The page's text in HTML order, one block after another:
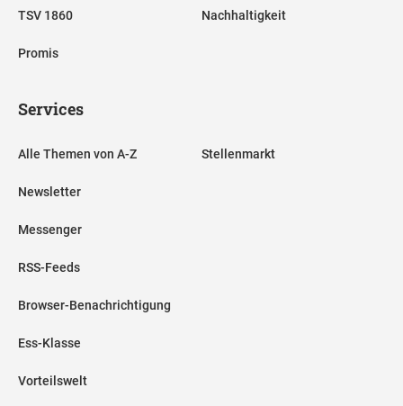
TSV 1860
Promis
Nachhaltigkeit
Services
Alle Themen von A-Z
Newsletter
Messenger
RSS-Feeds
Browser-Benachrichtigung
Ess-Klasse
Vorteilswelt
Stellenmarkt